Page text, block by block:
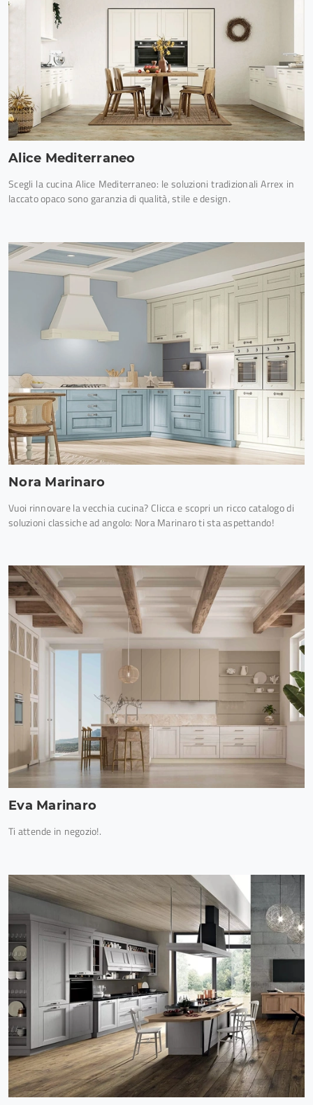
Alice Mediterraneo
Scegli la cucina Alice Mediterraneo: le soluzioni tradizionali Arrex in
laccato opaco sono garanzia di qualità, stile e design.
Nora Marinaro
Vuoi rinnovare la vecchia cucina? Clicca e scopri un ricco catalogo di
soluzioni classiche ad angolo: Nora Marinaro ti sta aspettando!
Eva Marinaro
Ti attende in negozio!.